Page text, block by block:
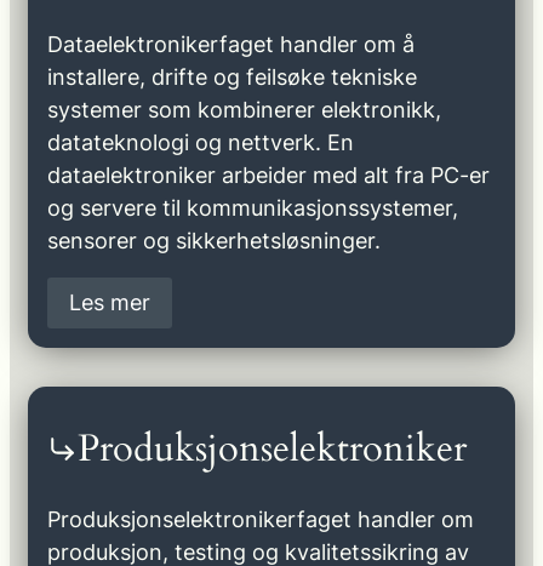
Dataelektronikerfaget handler om å
installere, drifte og feilsøke tekniske
systemer som kombinerer elektronikk,
datateknologi og nettverk. En
dataelektroniker arbeider med alt fra PC-er
og servere til kommunikasjonssystemer,
sensorer og sikkerhetsløsninger.
Les mer
Produksjonselektroniker
Produksjonselektronikerfaget handler om
produksjon, testing og kvalitetssikring av